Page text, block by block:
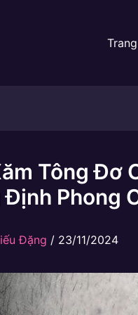
Tông Đơ
Định Phong
Đặng / 23/11/2024